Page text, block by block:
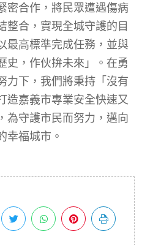
密合作，將民眾遭遇傷病
整合，實現全城守護的目
最高標準完成任務，並與
史，作伙拚未來」。在勇
力下，我們將秉持「沒有
造嘉義市專業安全快速又
為守護市民而努力，邁向
幸福城市。